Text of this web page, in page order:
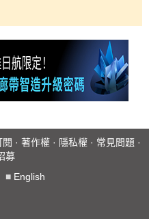
· 著作權 · 隱私權 · 常見問題 ·
募
■ English